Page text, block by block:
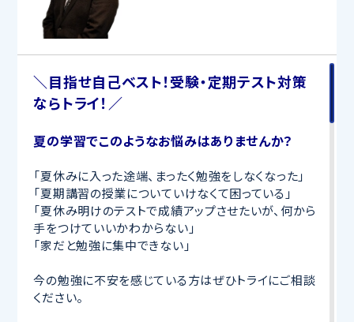
＼目指せ自己ベスト！受験・定期テスト対策
ならトライ！／
夏の学習でこのようなお悩みはありませんか？
「夏休みに入った途端、まったく勉強をしなくなった」
「夏期講習の授業についていけなくて困っている」
「夏休み明けのテストで成績アップさせたいが、何から
手をつけていいかわからない」
「家だと勉強に集中できない」
今の勉強に不安を感じている方はぜひトライにご相談
ください。